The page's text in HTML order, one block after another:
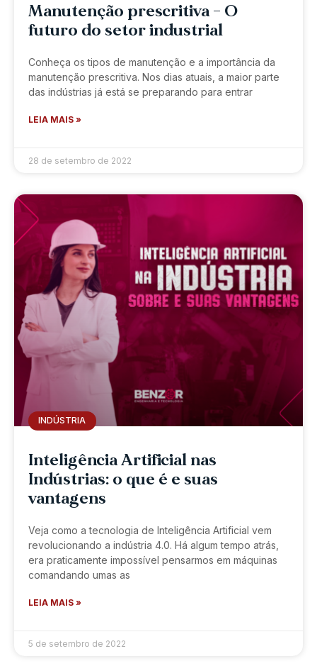
Manutenção prescritiva – O
futuro do setor industrial
Conheça os tipos de manutenção e a importância da
manutenção prescritiva. Nos dias atuais, a maior parte
das indústrias já está se preparando para entrar
LEIA MAIS »
28 de setembro de 2022
INDÚSTRIA
Inteligência Artificial nas
Indústrias: o que é e suas
vantagens
Veja como a tecnologia de Inteligência Artificial vem
revolucionando a indústria 4.0. Há algum tempo atrás,
era praticamente impossível pensarmos em máquinas
comandando umas as
LEIA MAIS »
5 de setembro de 2022